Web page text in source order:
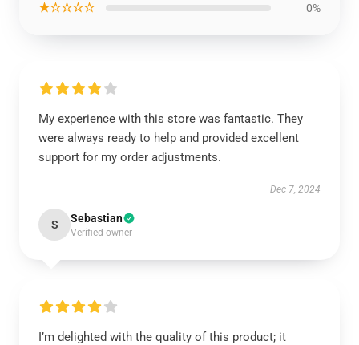
★☆☆☆☆ 0%
My experience with this store was fantastic. They
were always ready to help and provided excellent
support for my order adjustments.
Dec 7, 2024
S Sebastian
Verified owner
I’m delighted with the quality of this product; it